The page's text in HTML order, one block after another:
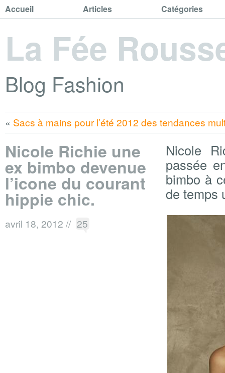
Accueil Articles Catégories
La Fée
Blog Fashion
« Sacs à mains pour l’été 2012 des tendances
Nicole Richie une
ex bimbo devenue
l’icone du courant
hippie chic.
avril 18, 2012 // 25
Nicole
passée
bimbo à
de temps